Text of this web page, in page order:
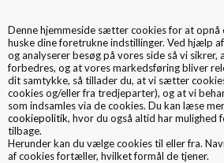
Denne hjemmeside sætter cookies for at opnå
huske dine foretrukne indstillinger. Ved hjælp
og analyserer besøg på vores side så vi sikrer,
forbedres, og at vores markedsføring bliver
dit samtykke, så tillader du, at vi sætter
cookies og/eller fra tredjeparter), og at vi
som indsamles via de cookies. Du kan læse
cookiepolitik, hvor du også altid har
tilbage.
Herunder kan du vælge cookies til eller fra.
af cookies fortæller, hvilket formål de tjener.
< Tilbage
Papirspose tvistet hank